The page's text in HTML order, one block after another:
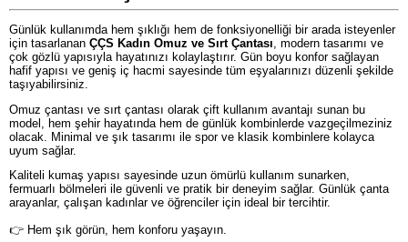
Günlük kullanımda hem şıklığı hem de fonksiyonelliği bir arada isteyenler
için tasarlanan ÇÇS Kadın Omuz ve Sırt Çantası , modern tasarımı ve
çok gözlü yapısıyla hayatınızı kolaylaştırır. Gün boyu konfor sağlayan
hafif yapısı ve geniş iç hacmi sayesinde tüm eşyalarınızı düzenli şekilde
taşıyabilirsiniz.
Omuz çantası ve sırt çantası olarak çift kullanım avantajı sunan bu
model, hem şehir hayatında hem de günlük kombinlerde vazgeçilmeziniz
olacak. Minimal ve şık tasarımı ile spor ve klasik kombinlere kolayca
uyum sağlar.
Kaliteli kumaş yapısı sayesinde uzun ömürlü kullanım sunarken,
fermuarlı bölmeleri ile güvenli ve pratik bir deneyim sağlar. Günlük çanta
arayanlar, çalışan kadınlar ve öğrenciler için ideal bir tercihtir.
👉 Hem şık görün, hem konforu yaşayın.